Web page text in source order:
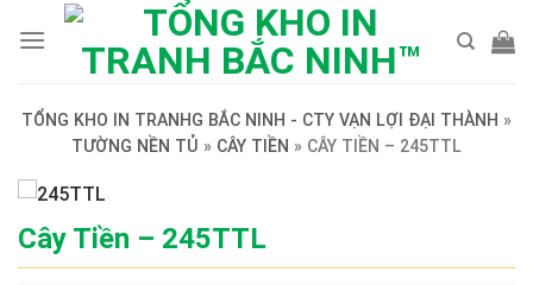
TỔNG KHO IN TRANHG BẮC NINH - CTY VẠN LỢI ĐẠI THÀNH »
TƯỜNG NỀN TỦ » CÂY TIỀN » CÂY TIỀN – 245TTL
Cây Tiền – 245TTL